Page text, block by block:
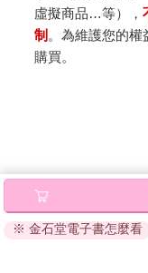
虛擬商品…等），
制 。為維護您的
購買。
※ 金石堂電子書怎麼看